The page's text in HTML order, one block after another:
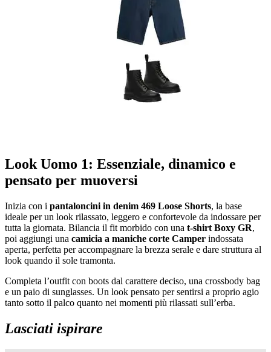
Look Uomo 1: Essenziale, dinamico e
pensato per muoversi
Inizia con i pantaloncini in denim 469 Loose Shorts, la base
ideale per un look rilassato, leggero e confortevole da indossare per
tutta la giornata. Bilancia il fit morbido con una t-shirt Boxy GR,
poi aggiungi una camicia a maniche corte Camper indossata
aperta, perfetta per accompagnare la brezza serale e dare struttura al
look quando il sole tramonta.
Completa l’outfit con boots dal carattere deciso, una crossbody bag
e un paio di sunglasses. Un look pensato per sentirsi a proprio agio
tanto sotto il palco quanto nei momenti più rilassati sull’erba.
Lasciati ispirare